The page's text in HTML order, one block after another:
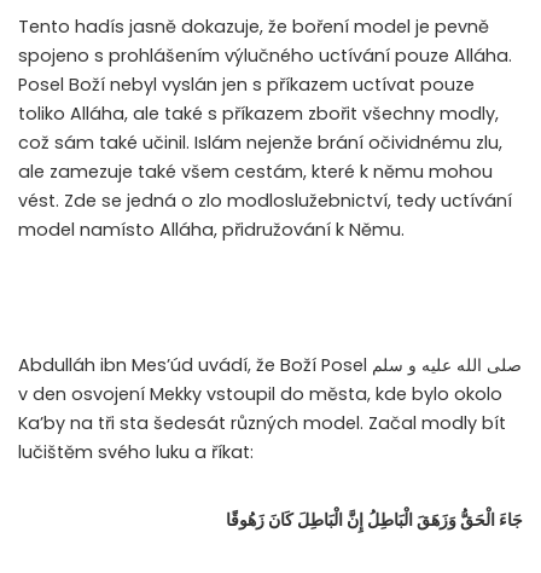
Tento hadís jasně dokazuje, že boření model je pevně
spojeno s prohlášením výlučného uctívání pouze Alláha.
Posel Boží nebyl vyslán jen s příkazem uctívat pouze
toliko Alláha, ale také s příkazem zbořit všechny modly,
což sám také učinil. Islám nejenže brání očividnému zlu,
ale zamezuje také všem cestám, které k němu mohou
vést. Zde se jedná o zlo modloslužebnictví, tedy uctívání
model namísto Alláha, přidružování k Němu.
Abdulláh ibn Mes’úd uvádí, že Boží Posel صلى الله عليه و سلم
v den osvojení Mekky vstoupil do města, kde bylo okolo
Ka’by na tři sta šedesát různých model. Začal modly bít
lučištěm svého luku a říkat:
جَاءَ الْحَقُّ وَزَهَقَ الْبَاطِلُ إِنَّ الْبَاطِلَ كَانَ زَهُوقًا